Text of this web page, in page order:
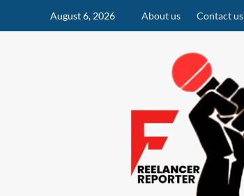
August 6, 2026 About us Contact us